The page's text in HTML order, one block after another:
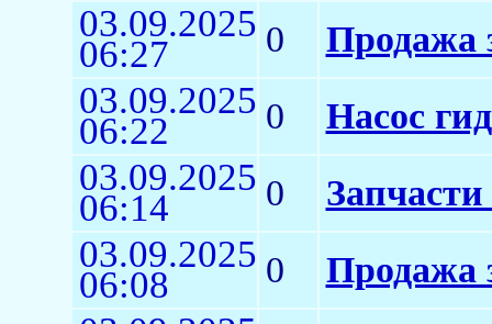
03.09.2025
06:27 0 Продажа
03.09.2025
06:22 0 Насос
03.09.2025
06:14 0 Запчасти
03.09.2025
06:08 0 Продажа